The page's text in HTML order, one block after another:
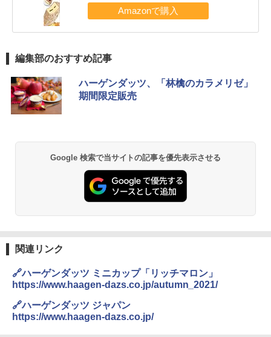
編集部のおすすめ記事
ハーゲンダッツ、「林檎のカラメリゼ」
期間限定販売
Google 検索で当サイトの記事を優先表示させる
関連リンク
🔗ハーゲンダッツ ミニカップ「リッチマロン」
https://www.haagen-dazs.co.jp/autumn_2021/
🔗ハーゲンダッツ ジャパン
https://www.haagen-dazs.co.jp/